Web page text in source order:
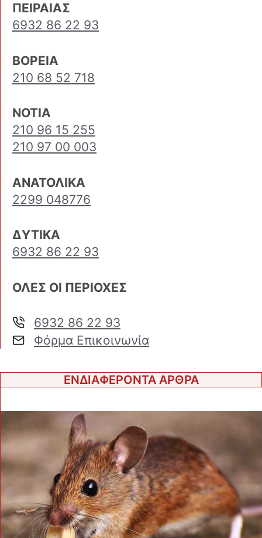
ΠΕΙΡΑΙΑΣ
6932 86 22 93
ΒΟΡΕΙΑ
210 68 52 718
ΝΟΤΙΑ
210 96 15 255
210 97 00 003
ΑΝΑΤΟΛΙΚΑ
2299 048776
ΔΥΤΙΚΑ
6932 86 22 93
ΟΛΕΣ ΟΙ ΠΕΡΙΟΧΕΣ
6932 86 22 93
Φόρμα Επικοινωνία
ΕΝΔΙΑΦΕΡΟΝΤΑ ΑΡΘΡΑ